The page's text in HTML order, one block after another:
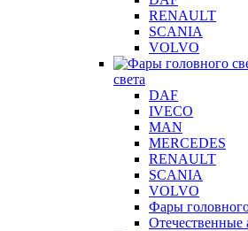
RENAULT
SCANIA
VOLVO
света
DAF
IVECO
MAN
MERCEDES
RENAULT
SCANIA
VOLVO
Фары
Отечественные